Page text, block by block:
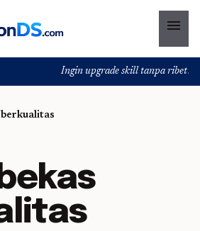
menu
Ingin upgrade skill tanpa ribet?
berkualitas